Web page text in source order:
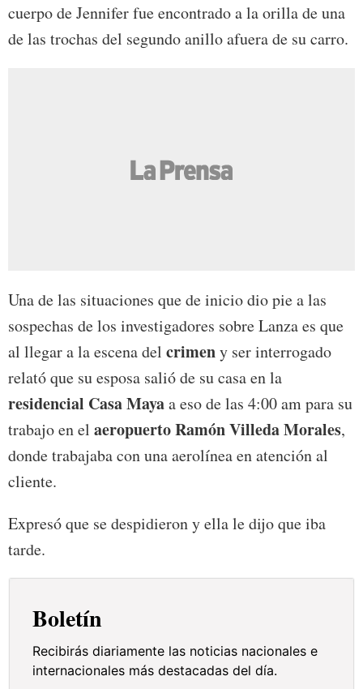
cuerpo de Jennifer fue encontrado a la orilla de una
de las trochas del segundo anillo afuera de su carro.
Una de las situaciones que de inicio dio pie a las
sospechas de los investigadores sobre Lanza es que
al llegar a la escena del crimeny ser interrogado
relató que su esposa salió de su casa en la
residencial Casa Mayaa eso de las 4:00 am para su
trabajo en el aeropuerto Ramón Villeda Morales,
donde trabajaba con una aerolínea en atención al
cliente.
Expresó que se despidieron y ella le dijo que iba
tarde.
Boletín
Recibirás diariamente las noticias nacionales e
internacionales más destacadas del día.